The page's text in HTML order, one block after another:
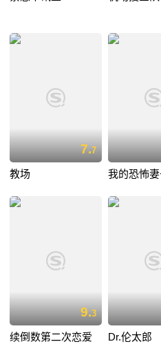
7.7
教场 我的恐怖
9.3
续倒数第二次恋爱 Dr.伦太郎